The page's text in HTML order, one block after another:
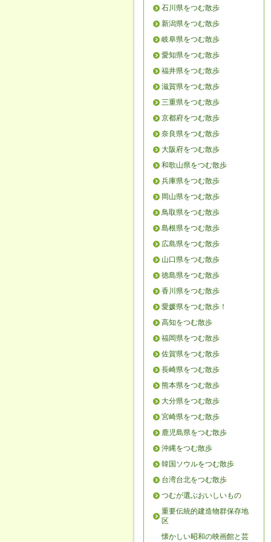
石川県をつむ散歩
新潟県をつむ散歩
岐阜県をつむ散歩
愛知県をつむ散歩
福井県をつむ散歩
滋賀県をつむ散歩
三重県をつむ散歩
京都府をつむ散歩
奈良県をつむ散歩
大阪府をつむ散歩
和歌山県をつむ散歩
兵庫県をつむ散歩
岡山県をつむ散歩
鳥取県をつむ散歩
島根県をつむ散歩
広島県をつむ散歩
山口県をつむ散歩
徳島県をつむ散歩
香川県をつむ散歩
愛媛県をつむ散歩！
高知をつむ散歩
福岡県をつむ散歩
佐賀県をつむ散歩
長崎県をつむ散歩
熊本県をつむ散歩
大分県をつむ散歩
宮崎県をつむ散歩
鹿児島県をつむ散歩
沖縄をつむ散歩
韓国ソウルをつむ散歩
台湾台北をつむ散歩
つむが選ぶおいしいもの
重要伝統的建造物群保存地
区
懐かしい昭和の映画館と芸